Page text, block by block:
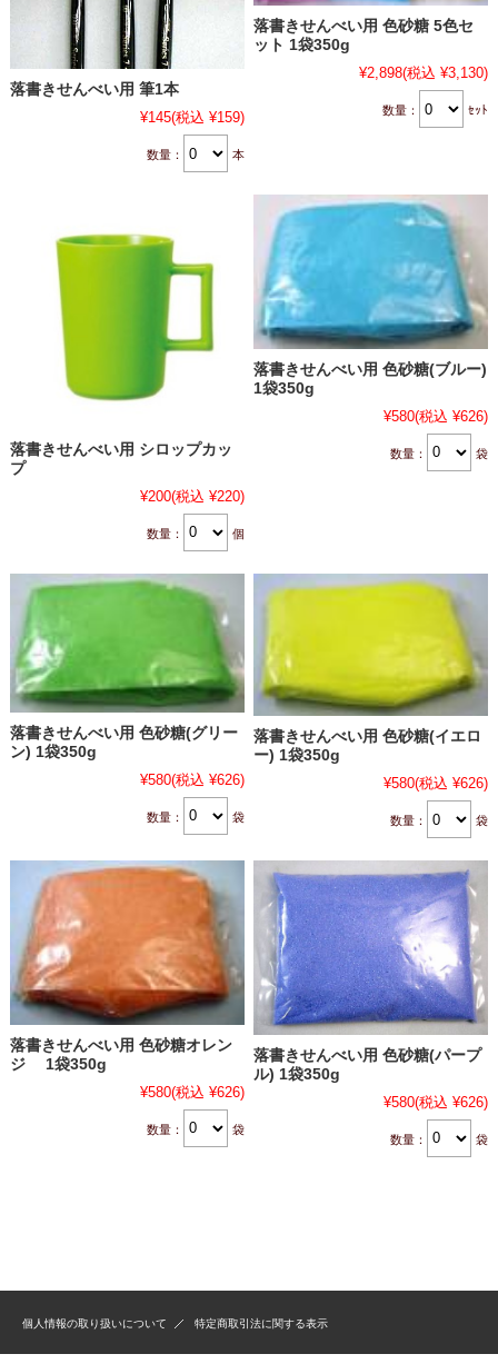
落書きせんべい用 筆1本
¥145(税込 ¥159)
数量： 本
落書きせんべい用 色砂糖 5色セ
ット 1袋350g
¥2,898(税込 ¥3,130)
数量： ｾｯﾄ
落書きせんべい用 シロップカッ
プ
¥200(税込 ¥220)
数量： 個
落書きせんべい用 色砂糖(ブルー)
1袋350g
¥580(税込 ¥626)
数量： 袋
落書きせんべい用 色砂糖(グリー
ン) 1袋350g
¥580(税込 ¥626)
数量： 袋
落書きせんべい用 色砂糖(イエロ
ー) 1袋350g
¥580(税込 ¥626)
数量： 袋
落書きせんべい用 色砂糖オレン
ジ 1袋350g
¥580(税込 ¥626)
数量： 袋
落書きせんべい用 色砂糖(パープ
ル) 1袋350g
¥580(税込 ¥626)
数量： 袋
個人情報の取り扱いについて 特定商取引法に関する表示